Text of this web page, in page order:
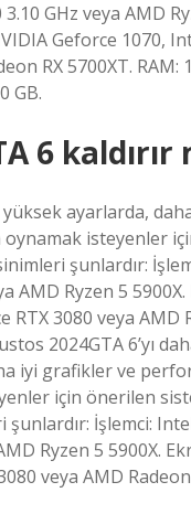
GHz veya AMD
Geforce 1070,
RX 5700XT. RAM:
GB.
6 kaldırır
yüksek ayarlarda,
isteyenler
şunlardır:
AMD Ryzen 5
RTX 3080 veya AMD
2024GTA 6’yı
iyi grafikler ve
için önerilen
İşlemci:
Ryzen 5 5900X.
veya AMD